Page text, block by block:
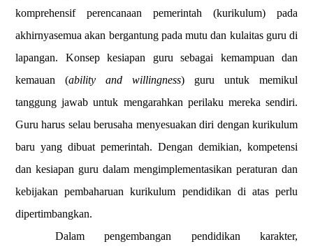
komprehensif perencanaan pemerintah (kurikulum) pada
akhirnyasemua akan bergantung pada mutu dan kulaitas guru di
lapangan. Konsep kesiapan guru sebagai kemampuan dan
kemauan (ability and willingness) guru untuk memikul
tanggung jawab untuk mengarahkan perilaku mereka sendiri.
Guru harus selau berusaha menyesuakan diri dengan kurikulum
baru yang dibuat pemerintah. Dengan demikian, kompetensi
dan kesiapan guru dalam mengimplementasikan peraturan dan
kebijakan pembaharuan kurikulum pendidikan di atas perlu
dipertimbangkan.
Dalam pengembangan pendidikan karakter,